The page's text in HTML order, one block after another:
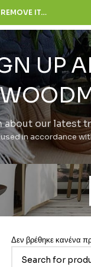
UP
about our latest
used in accordance
IT…
CATEGORY
Δεν βρέθηκε κανένα